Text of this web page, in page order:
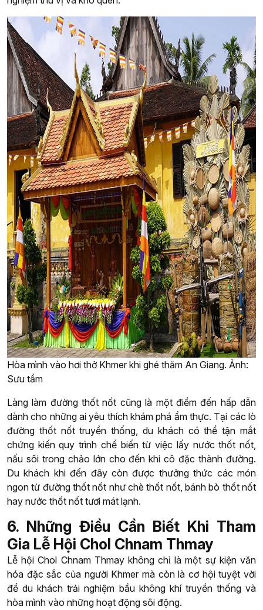
Hòa mình vào hơi thở Khmer khi ghé thăm An Giang. Ảnh:
Sưu tầm
Làng làm đường thốt nốt cũng là một điểm đến hấp dẫn
dành cho những ai yêu thích khám phá ẩm thực. Tại các lò
đường thốt nốt truyền thống, du khách có thể tận mắt
chứng kiến quy trình chế biến từ việc lấy nước thốt nốt,
nấu sôi trong chảo lớn cho đến khi cô đặc thành đường.
Du khách khi đến đây còn được thưởng thức các món
ngon từ đường thốt nốt như chè thốt nốt, bánh bò thốt nốt
hay nước thốt nốt tươi mát lạnh.
6. Những Điều Cần Biết Khi Tham
Gia Lễ Hội Chol Chnam Thmay
Lễ hội Chol Chnam Thmay không chỉ là một sự kiện văn
hóa đặc sắc của người Khmer mà còn là cơ hội tuyệt vời
để du khách trải nghiệm bầu không khí truyền thống và
hòa mình vào những hoạt động sôi động.